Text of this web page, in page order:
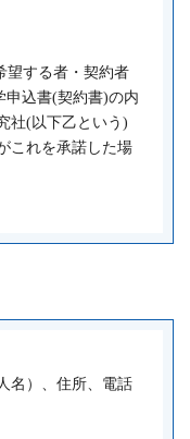
望する者・契約者
申込書(契約書)の内
社(以下乙という)
これを承諾した場
習指導カリキュラ
入学申込書(契約
試教材費を乙の定
うものとします。
以下のとおりで
名）、住所、電話